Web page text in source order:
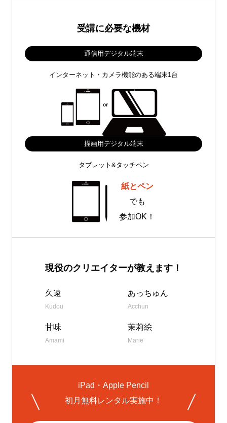
受講に必要な機材
通信用デジタル端末
インターネット・カメラ機能のある端末1台
描画用デジタル端末
タブレット&タッチペン
紙とペン
でも
参加OK！
現役のクリエイターが教えます！
久遠
Kudou
あっちゅん
Acchun
甘味
Amami
茉莉絵
Marie
iPad・Apple Pencil
初月無料レンタル実施中！